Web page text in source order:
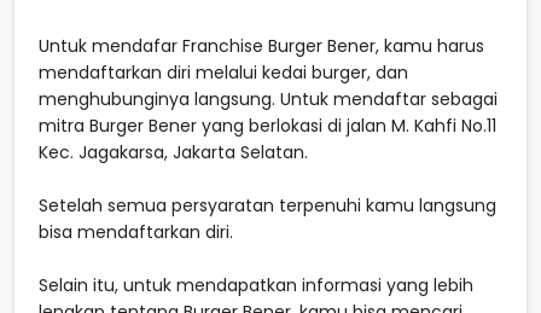
Untuk mendafar Franchise Burger Bener, kamu harus
mendaftarkan diri melalui kedai burger, dan
menghubunginya langsung. Untuk mendaftar sebagai
mitra Burger Bener yang berlokasi di jalan M. Kahfi No.11
Kec. Jagakarsa, Jakarta Selatan.
Setelah semua persyaratan terpenuhi kamu langsung
bisa mendaftarkan diri.
Selain itu, untuk mendapatkan informasi yang lebih